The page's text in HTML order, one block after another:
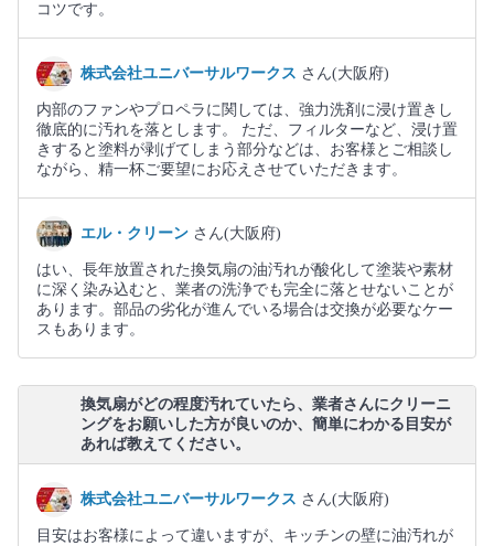
コツです。
株式会社ユニバーサルワークス さん(大阪府)
内部のファンやプロペラに関しては、強力洗剤に浸け置きし
徹底的に汚れを落とします。 ただ、フィルターなど、浸け置
きすると塗料が剥げてしまう部分などは、お客様とご相談し
ながら、精一杯ご要望にお応えさせていただきます。
エル・クリーン さん(大阪府)
はい、長年放置された換気扇の油汚れが酸化して塗装や素材
に深く染み込むと、業者の洗浄でも完全に落とせないことが
あります。部品の劣化が進んでいる場合は交換が必要なケー
スもあります。
換気扇がどの程度汚れていたら、業者さんにクリーニ
ングをお願いした方が良いのか、簡単にわかる目安が
あれば教えてください。
株式会社ユニバーサルワークス さん(大阪府)
目安はお客様によって違いますが、キッチンの壁に油汚れが